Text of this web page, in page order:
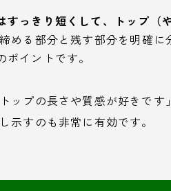
すっきり短くして、トップ（
める部分と残す部分を明確に
イントです。
ップの長さや質感が好きです
示すのも非常に有効です。